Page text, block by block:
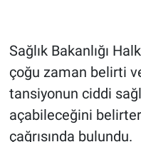
Sağlık Bakanlığı
çoğu zaman belirti
tansiyonun ciddi
açabileceğini
çağrısında bulundu.